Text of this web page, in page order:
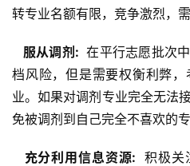
转专业名额有限，竞争激烈，
  服从调剂:
在平行志愿批次
档风险，但是需要权衡利弊
业。如果对调剂专业完全无法
免被调剂到自己完全不喜欢的专
  充分利用信息资源:
积极关